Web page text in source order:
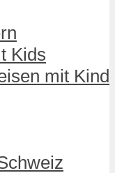
Kids
mit Kind